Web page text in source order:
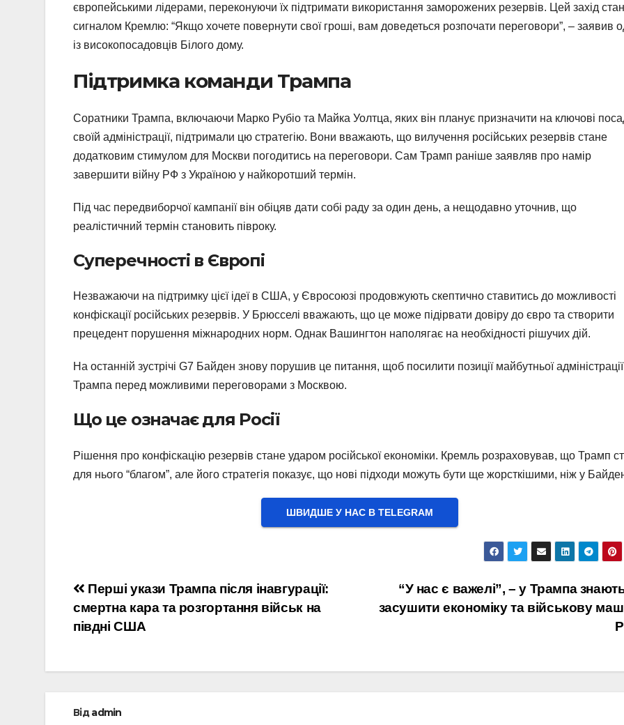
європейськими лідерами, переконуючи їх підтримати використання заморожених резервів. Цей захід
сигналом Кремлю: “Якщо хочете повернути свої гроші, вам доведеться розпочати переговори”, – заявив
із високопосадовців Білого дому.
Підтримка команди Трампа
Соратники Трампа, включаючи Марко Рубіо та Майка Уолтца, яких він планує призначити на ключові
своїй адміністрації, підтримали цю стратегію. Вони вважають, що вилучення російських резервів стане
додатковим стимулом для Москви погодитись на переговори. Сам Трамп раніше заявляв про намір
завершити війну РФ з Україною у найкоротший термін.
Під час передвиборчої кампанії він обіцяв дати собі раду за один день, а нещодавно уточнив, що
реалістичний термін становить півроку.
Суперечності в Європі
Незважаючи на підтримку цієї ідеї в США, у Євросоюзі продовжують скептично ставитись до можливості
конфіскації російських резервів. У Брюсселі вважають, що це може підірвати довіру до євро та створити
прецедент порушення міжнародних норм. Однак Вашингтон наполягає на необхідності рішучих дій.
На останній зустрічі G7 Байден знову порушив це питання, щоб посилити позиції майбутньої адміністрації
Трампа перед можливими переговорами з Москвою.
Що це означає для Росії
Рішення про конфіскацію резервів стане ударом російської економіки. Кремль розраховував, що Трамп
для нього “благом”, але його стратегія показує, що нові підходи можуть бути ще жорсткішими, ніж у
ШВИДШЕ У НАС В ТELEGRAM
Навігація
записів
“У нас є важелі”, – у Трампа
засушити економіку та військову
Перші укази Трампа після інавгурації:
смертна кара та розгортання військ на
півдні США
Відadmin